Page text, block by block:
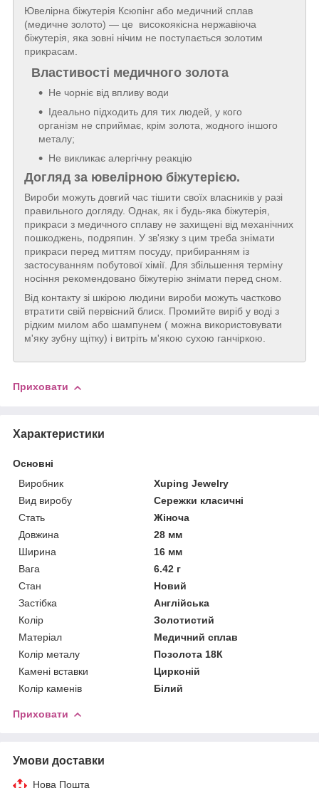
Ювелірна біжутерія Ксюпінг або медичний сплав
(медичне золото) — це високоякісна нержавіюча
біжутерія, яка зовні нічим не поступається золотим
прикрасам.
Властивості медичного золота
Не чорніє від впливу води
Ідеально підходить для тих людей, у кого
організм не сприймає, крім золота, жодного іншого
металу;
Не викликає алергічну реакцію
Догляд за ювелірною біжутерією.
Вироби можуть довгий час тішити своїх власників у разі
правильного догляду. Однак, як і будь-яка біжутерія,
прикраси з медичного сплаву не захищені від механічних
пошкоджень, подряпин. У зв'язку з цим треба знімати
прикраси перед миттям посуду, прибиранням із
застосуванням побутової хімії. Для збільшення терміну
носіння рекомендовано біжутерію знімати перед сном.
Від контакту зі шкірою людини вироби можуть частково
втратити свій первісний блиск. Промийте виріб у воді з
рідким милом або шампунем ( можна використовувати
м'яку зубну щітку) і витріть м'якою сухою ганчіркою.
Приховати
Характеристики
Основні
Виробник
Xuping Jewelry
Вид виробу
Сережки класичні
Стать
Жіноча
Довжина
28 мм
Ширина
16 мм
Вага
6.42 г
Стан
Новий
Застібка
Англійська
Колір
Золотистий
Матеріал
Медичний сплав
Колір металу
Позолота 18К
Камені вставки
Цирконій
Колір каменів
Білий
Приховати
Умови доставки
Нова Пошта